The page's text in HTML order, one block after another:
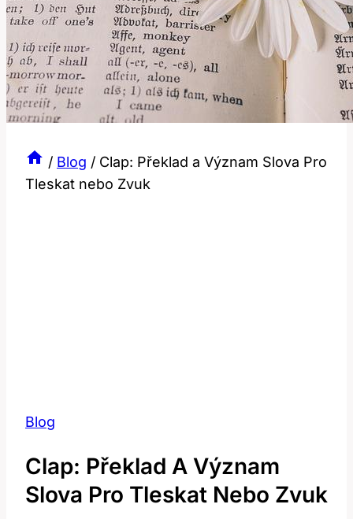
/ Blog / Clap: Překlad a Význam Slova Pro
Tleskat nebo Zvuk
Blog
Clap: Překlad A Význam
Slova Pro Tleskat Nebo Zvuk